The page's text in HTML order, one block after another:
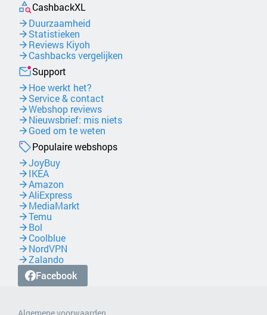
CashbackXL
Duurzaamheid
Statistieken
Reviews Kiyoh
Cashbacks vergelijken
Support
Hoe werkt het?
Service & contact
Webshop reviews
Nieuwsbrief: mis niets
Goed om te weten
Populaire webshops
JoyBuy
IKEA
Amazon
AliExpress
MediaMarkt
Temu
Bol
Coolblue
NordVPN
Zalando
Facebook